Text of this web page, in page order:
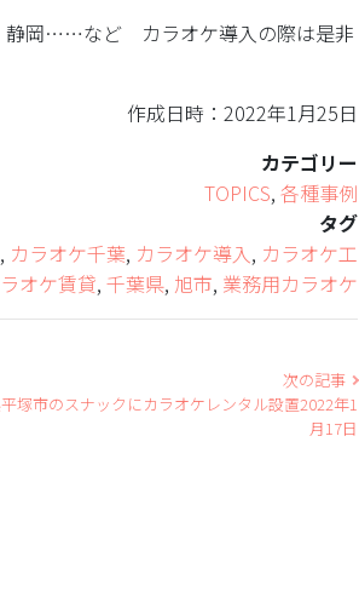
……など カラオケ導入の際は是非
作成日時：2022年1月25日
カテゴリー
TOPICS,各種事例
タグ
, カラオケ千葉, カラオケ導入, カラオケ工
オケ賃貸,千葉県, 旭市, 業務用カラオケ
次の記事
塚市のスナックにカラオケレンタル設置2022年1
月17日